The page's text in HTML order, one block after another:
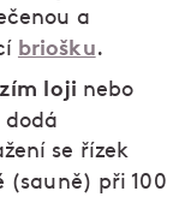
a
briošku.
loji nebo
dodá
se řízek
(sauně) při 100